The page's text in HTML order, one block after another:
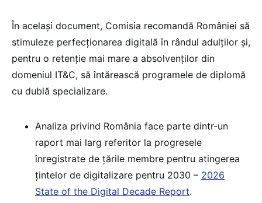
În același document, Comisia recomandă României să
stimuleze perfecționarea digitală în rândul adulților și,
pentru o retenție mai mare a absolvenților din
domeniul IT&C, să întărească programele de diplomă
cu dublă specializare.
Analiza privind România face parte dintr-un
raport mai larg referitor la progresele
înregistrate de țările membre pentru atingerea
țintelor de digitalizare pentru 2030 – 2026
State of the Digital Decade Report.